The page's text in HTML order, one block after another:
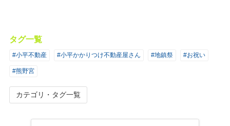
タグ一覧
#小平不動産 #小平かかりつけ不動産屋さん #地鎮祭 #お祝い
#熊野宮
カテゴリ・タグ一覧